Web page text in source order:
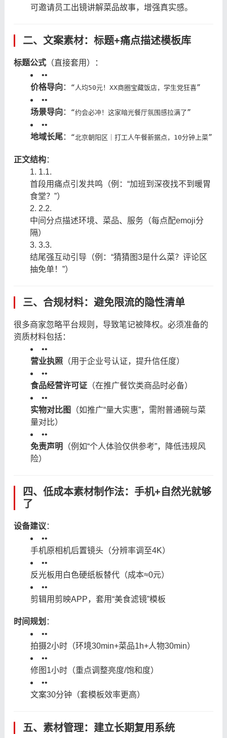
可邀请员工出镜讲解菜品故事，增强真实感。
二、文案素材：标题+痛点描述模板库
标题公式（直接套用）：
••
价格导向 ： “人均50元！XX商圈宝藏饭店，学生党狂喜”
••
场景导向 ： “约会必冲！这家暗光餐厅氛围感拉满了”
••
地域长尾： “北京朝阳区｜打工人午餐新据点，10分钟上菜”
正文结构：
1.1.
首段用痛点引发共鸣（例：“加班到深夜找不到暖胃
食堂？”）
2.2.
中间分点描述环境、菜品、服务（每点配emoji分
隔）
3.3.
结尾强互动引导（例：“猜猜图3是什么菜？评论区
抽免单！”）
三、合规材料：避免限流的隐性清单
很多商家忽略平台规则，导致笔记被降权。必须准备的
资质材料包括：
••
营业执照（用于企业号认证，提升信任度）
••
食品经营许可证（在推广餐饮类商品时必备）
••
实物对比图
（如推广“量大实惠”，需附普通碗与菜
量对比）
••
免责声明
（例如“个人体验仅供参考”，降低违规风
险）
四、低成本素材制作法：手机+自然光就够
了
设备建议 ：
••
手机原相机后置镜头（分辨率调至4K）
••
反光板用白色硬纸板替代（成本≈0元）
••
剪辑用剪映APP，套用“美食滤镜”模板
时间规划 ：
••
拍摄2小时（环境30min+菜品1h+人物30min）
••
修图1小时（重点调整亮度/饱和度）
••
文案30分钟（套模板效率更高）
五、素材管理：建立长期复用系统